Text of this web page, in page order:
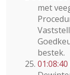
met
bestek.
01:08:40